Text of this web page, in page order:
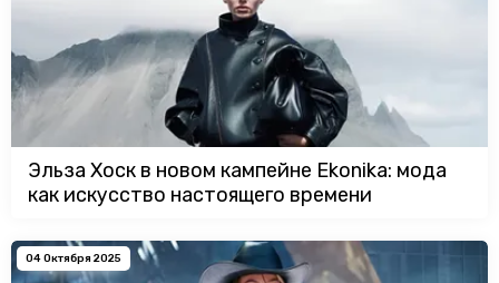
Эльза Хоск в новом кампейне Ekonika: мода
как искусство настоящего времени
04 Октября 2025